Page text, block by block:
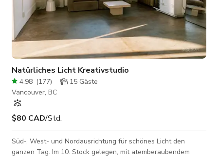
Natürliches Licht Kreativstudio
4.98 (177) 15 Gäste
Vancouver, BC
$80 CAD/Std.
Süd-, West- und Nordausrichtung für schönes Licht den
ganzen Tag. Im 10. Stock gelegen, mit atemberaubendem